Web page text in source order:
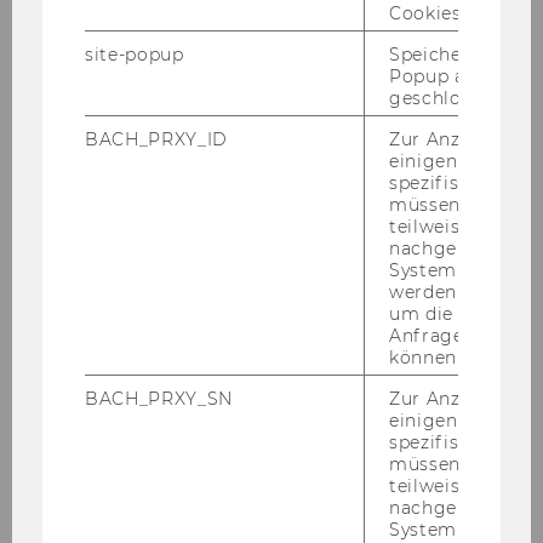
schäf­tigt sich die De­tail­um­set­zung zur Be­
triebs­ver­ein­ba­rung.
Star-​Journal Liste
den Department-​Journal-Ratings und den
Leis­tungs­prä­mi­en für be­son­de­re For­schungs­
Top-​Publikationen in der WU-​
Star-Journal Liste - Prä­mi­en­
Die Liste aller Pu­bli­ka­tio­nen, die durch die
Department-​
prä­miert wur­den fin­den Sie
Cookies.
site-popup
Speichert ob ein
Popup
geschlossen
BACH_PRXY_ID
Zur Anzeige von
einigen WU-
spezifischen
müssen
teilweise von
nachgelagerten
System
werden.
um die Antwort
Anfrage
können.
BACH_PRXY_SN
Zur Anzeige von
einigen WU-
spezifischen
müssen
teilweise von
nachgelagerten
System